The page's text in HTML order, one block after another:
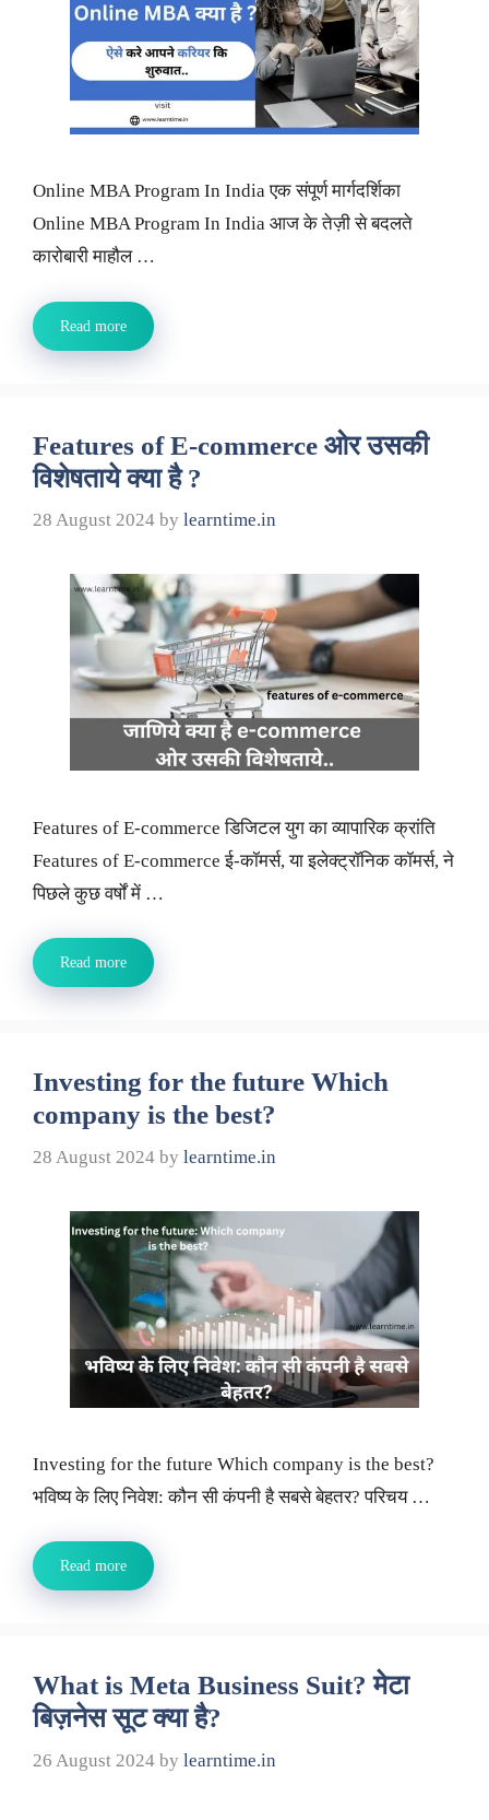
Online MBA Program In India एक संपूर्ण मार्गदर्शिका
Online MBA Program In India आज के तेज़ी से बदलते
कारोबारी माहौल …
Read more
Features of E-commerce ओर उसकी
विशेषताये क्या है ?
28 August 2024 by learntime.in
Features of E-commerce डिजिटल युग का व्यापारिक क्रांति
Features of E-commerce ई-कॉमर्स, या इलेक्ट्रॉनिक कॉमर्स, ने
पिछले कुछ वर्षों में …
Read more
Investing for the future Which
company is the best?
28 August 2024 by learntime.in
Investing for the future Which company is the best?
भविष्य के लिए निवेश: कौन सी कंपनी है सबसे बेहतर? परिचय …
Read more
What is Meta Business Suit? मेटा
बिज़नेस सूट क्या है?
26 August 2024 by learntime.in